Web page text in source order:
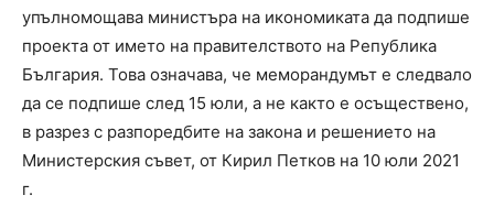
упълномощава министъра на икономиката да подпише
проекта от името на правителството на Република
България. Това означава, че меморандумът е следвало
да се подпише след 15 юли, а не както е осъществено,
в разрез с разпоредбите на закона и решението на
Министерския съвет, от Кирил Петков на 10 юли 2021
г.